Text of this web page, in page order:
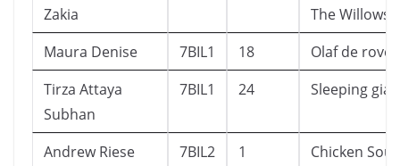
Zakia
The Willows
Maura Denise
7BIL1 18
Olaf de rover
Tirza Attaya
Subhan
7BIL1 24 Sleeping
Andrew Riese
7BIL2 1 Chicken